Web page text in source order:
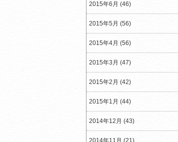
2015年6月 (46)
2015年5月 (56)
2015年4月 (56)
2015年3月 (47)
2015年2月 (42)
2015年1月 (44)
2014年12月 (43)
2014年11月 (21)